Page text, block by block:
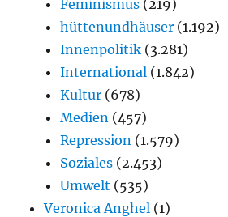
Feminismus (219)
hüttenundhäuser (1.192)
Innenpolitik (3.281)
International (1.842)
Kultur (678)
Medien (457)
Repression (1.579)
Soziales (2.453)
Umwelt (535)
Veronica Anghel (1)